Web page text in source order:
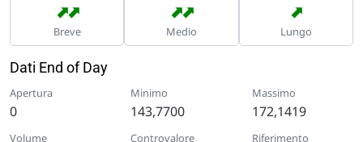
➡
➡
Breve
➡
➡
Medio
➡
Lungo
Dati End of Day
Apertura
0
Minimo
143,7700
Massimo
172,1419
Volume Controvalore Riferimento